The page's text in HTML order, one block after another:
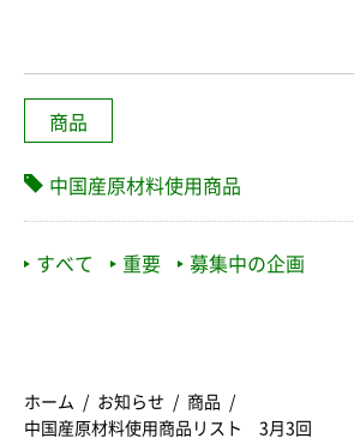
商品
中国産原材料使用商品
すべて 重要 募集中の企画
ホーム お知らせ
商品
中国産原材料使用商品リスト 3月3回